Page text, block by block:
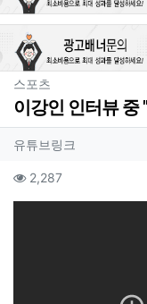
스포츠
이강인 인터뷰 중
작성자 정보
유튜브링크
컨텐츠 정보
2,287조회